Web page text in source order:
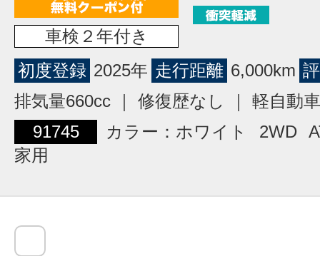
車検２年付き
初度登録 2025年 走行距離 6,000km
排気量660cc ｜ 修復歴なし ｜ 軽自動車
91745
カラー：ホワイト 2WD
家用